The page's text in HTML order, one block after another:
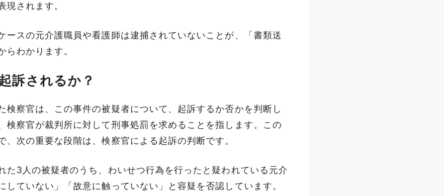
現されます。
ースの元介護職員や看護師は逮捕されていないことが、「書類送
らわかります。
訴されるか？
検察官は、この事件の被疑者について、起訴するか否かを判断し
検察官が裁判所に対して刑事処罰を求めることを指します。この
、次の重要な段階は、検察官による起訴の判断です。
た3人の被疑者のうち、わいせつ行為を行ったと疑われている元介
していない」「故意に触っていない」と容疑を否認しています。